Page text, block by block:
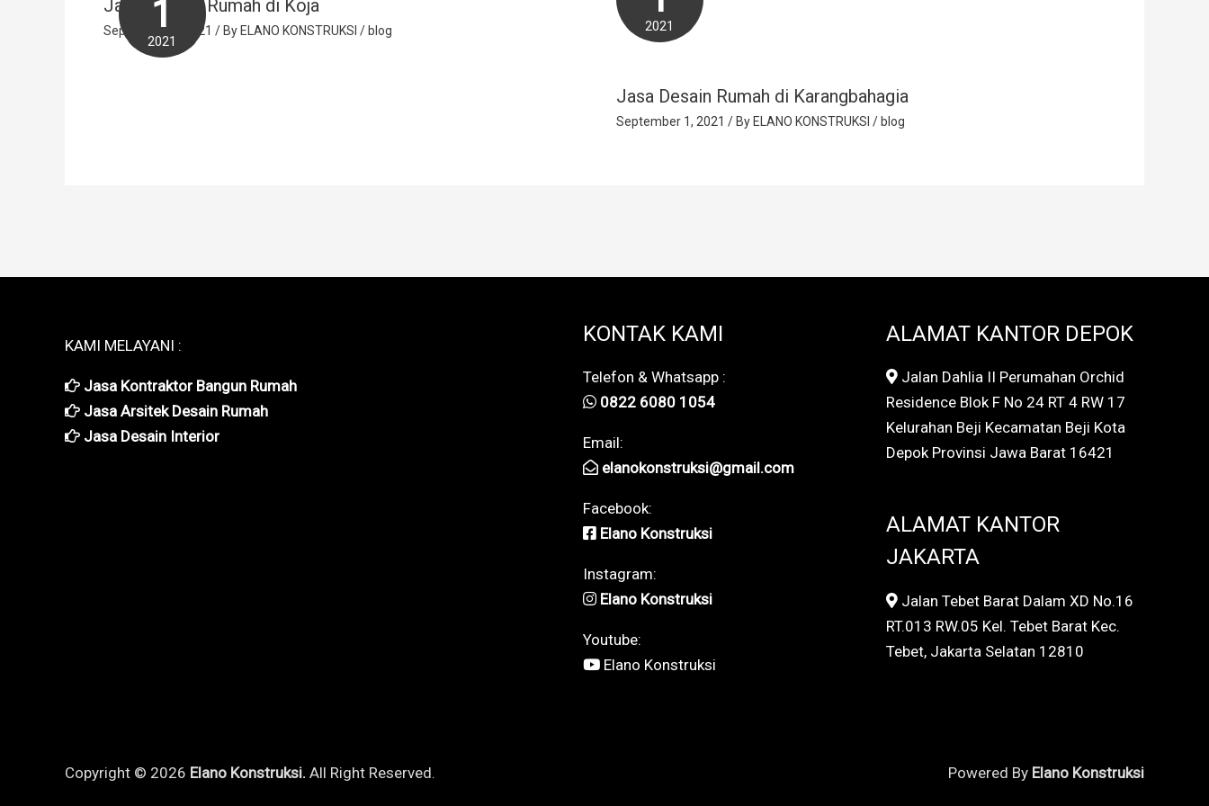
1
2021
Jasa Arsitek Rumah di Koja
September 1, 2021 / By ELANO KONSTRUKSI / blog 2021
Jasa Desain Rumah di Karangbahagia
September 1, 2021 / By ELANO KONSTRUKSI / blog
KAMI MELAYANI :
Jasa Kontraktor Bangun Rumah
Jasa Arsitek Desain Rumah
Jasa Desain Interior
KONTAK KAMI
Telefon & Whatsapp :
0822 6080 1054
Email:
elanokonstruksi@gmail.com
Facebook:
Elano Konstruksi
Instagram:
Elano Konstruksi
Youtube:
Elano Konstruksi
ALAMAT KANTOR DEPOK
Jalan Dahlia II Perumahan Orchid
Residence Blok F No 24 RT 4 RW 17
Kelurahan Beji Kecamatan Beji Kota
Depok Provinsi Jawa Barat 16421
ALAMAT KANTOR
JAKARTA
Jalan Tebet Barat Dalam XD No.16
RT.013 RW.05 Kel. Tebet Barat Kec.
Tebet, Jakarta Selatan 12810
Copyright © 2026 Elano Konstruksi. All Right Reserved. Powered By Elano Konstruksi